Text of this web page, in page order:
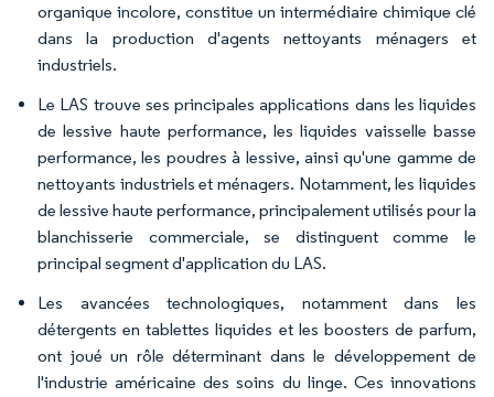
organique incolore, constitue un intermédiaire chimique clé
dans la production d'agents nettoyants ménagers et
industriels.
Le LAS trouve ses principales applications dans les liquides
de lessive haute performance, les liquides vaisselle basse
performance, les poudres à lessive, ainsi qu'une gamme de
nettoyants industriels et ménagers. Notamment, les liquides
de lessive haute performance, principalement utilisés pour la
blanchisserie commerciale, se distinguent comme le
principal segment d'application du LAS.
Les avancées technologiques, notamment dans les
détergents en tablettes liquides et les boosters de parfum,
ont joué un rôle déterminant dans le développement de
l'industrie américaine des soins du linge. Ces innovations